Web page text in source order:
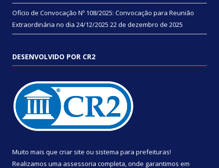
Ofício de Convocação Nº 108/2025: Convocação para Reunião
Extraordinária no dia 24/12/2025 22 de dezembro de 2025
DESENVOLVIDO POR CR2
Muito mais que criar site ou sistema para prefeituras!
Realizamos uma assessoria completa, onde garantimos em